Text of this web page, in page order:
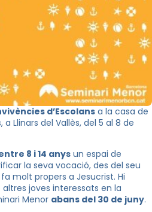
d’Escolans a la casa de
Llinars del Vallès, del 5 al 8 de
8 i 14 anys un espai de
la seva vocació, des del seu
molt propers a Jesucrist. Hi
joves interessats en la
Menor abans del 30 de juny.